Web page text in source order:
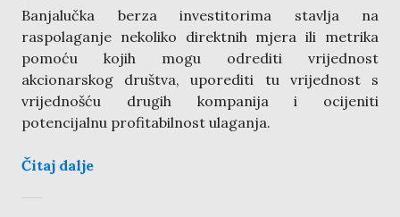
Banjalučka berza investitorima stavlja na
raspolaganje nekoliko direktnih mjera ili metrika
pomoću kojih mogu odrediti vrijednost
akcionarskog društva, uporediti tu vrijednost s
vrijednošću drugih kompanija i ocijeniti
potencijalnu profitabilnost ulaganja.
Čitaj dalje